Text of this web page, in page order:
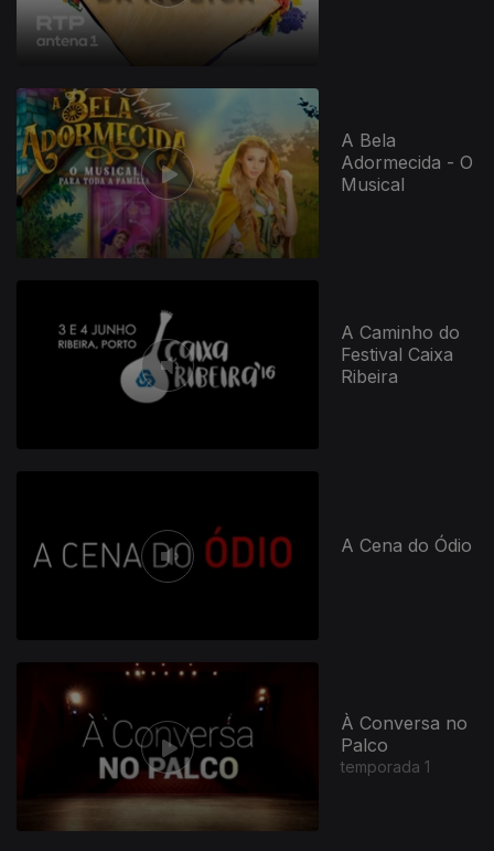
A Bela
Adormecida - O
Musical
A Caminho do
Festival Caixa
Ribeira
A Cena do Ódio
À Conversa no
Palco
temporada 1